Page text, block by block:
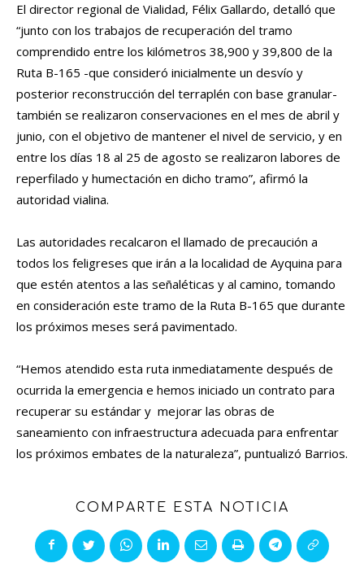
El director regional de Vialidad, Félix Gallardo, detalló que
“junto con los trabajos de recuperación del tramo
comprendido entre los kilómetros 38,900 y 39,800 de la
Ruta B-165 -que consideró inicialmente un desvío y
posterior reconstrucción del terraplén con base granular-
también se realizaron conservaciones en el mes de abril y
junio, con el objetivo de mantener el nivel de servicio, y en
entre los días 18 al 25 de agosto se realizaron labores de
reperfilado y humectación en dicho tramo”, afirmó la
autoridad vialina.
Las autoridades recalcaron el llamado de precaución a
todos los feligreses que irán a la localidad de Ayquina para
que estén atentos a las señaléticas y al camino, tomando
en consideración este tramo de la Ruta B-165 que durante
los próximos meses será pavimentado.
“Hemos atendido esta ruta inmediatamente después de
ocurrida la emergencia e hemos iniciado un contrato para
recuperar su estándar y mejorar las obras de
saneamiento con infraestructura adecuada para enfrentar
los próximos embates de la naturaleza”, puntualizó Barrios.
COMPARTE ESTA NOTICIA